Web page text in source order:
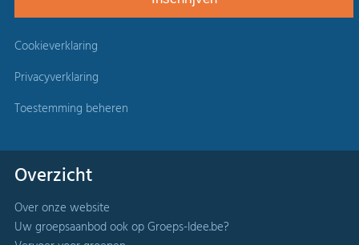
Cookieverklaring
Privacyverklaring
Toestemming beheren
Overzicht
Over onze website
Uw groepsaanbod ook op Groeps-Idee.be?